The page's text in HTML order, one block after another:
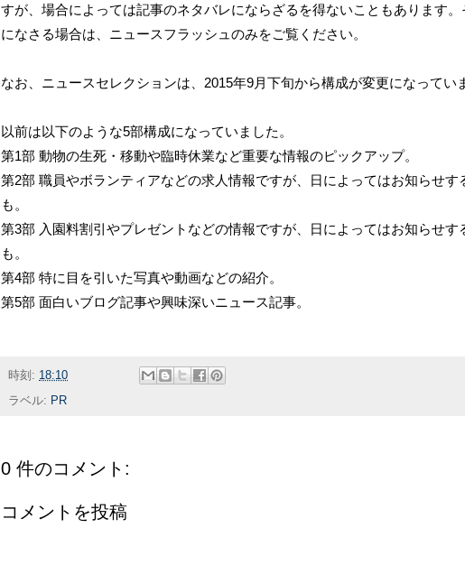
すが、場合によっては記事のネタバレにならざるを得ないこともあります
になさる場合は、ニュースフラッシュのみをご覧ください。
なお、ニュースセレクションは、2015年9月下旬から構成が変更になってい
以前は以下のような5部構成になっていました。
第1部 動物の生死・移動や臨時休業など重要な情報のピックアップ。
第2部 職員やボランティアなどの求人情報ですが、日によってはお知らせす
も。
第3部 入園料割引やプレゼントなどの情報ですが、日によってはお知らせす
も。
第4部 特に目を引いた写真や動画などの紹介。
第5部 面白いブログ記事や興味深いニュース記事。
時刻: 18:10
ラベル: PR
0 件のコメント:
コメントを投稿